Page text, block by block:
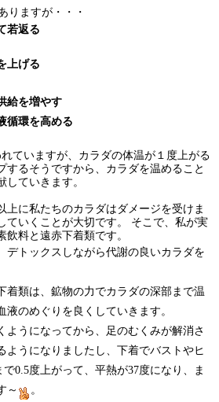
ますが・・・
若返る
上げる
給を増やす
循環を高める
ていますが、カラダの体温が１度上がる
するそうですから、カラダを温めること
していき ます。
上に私たちのカラダはダメージを受けま
ていくことが大切です。 そこで、私が実
料と遠赤下着類です。
デトックスしながら代謝の良いカラダを
着類は、鉱物の力でカラダの深部まで温
液のめぐりを良くしていきます。
ようになってから、足のむくみが解消さ
ようになりましたし、下着でバストやヒ
で0.5度上がって、平熱が37度になり、ま
～
。